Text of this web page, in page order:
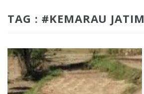
TAG : #KEMARAU JATIM